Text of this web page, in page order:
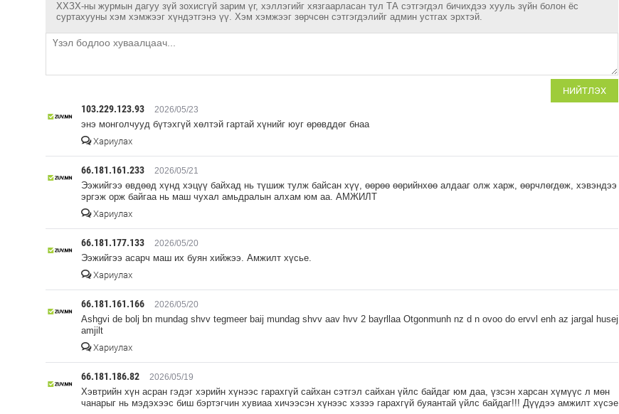
ХХЗХ-ны журмын дагуу зүй зохисгүй зарим үг, хэллэгийг хязгаарласан тул ТА сэтгэгдэл бичихдээ хууль зүйн болон ёс
суртахууны хэм хэмжээг хүндэтгэнэ үү. Хэм хэмжээг зөрчсөн сэтгэгдэлийг админ устгах эрхтэй.
НИЙТЛЭХ
103.229.123.93 2026/05/23
энэ монголчууд бүтэхгүй хөлтэй гартай хүнийг юуг өрөвддөг бнаа
Хариулах
66.181.161.233 2026/05/21
Ээжийгээ өвдөөд хүнд хэцүү байхад нь түшиж тулж байсан хүү, өөрөө өөрийнхөө алдааг олж харж, өөрчлөгдөж, хэвэндээ
эргэж орж байгаа нь маш чухал амьдралын алхам юм аа. АМЖИЛТ
Хариулах
66.181.177.133 2026/05/20
Ээжийгээ асарч маш их буян хийжээ. Амжилт хүсьe.
Хариулах
66.181.161.166 2026/05/20
Ashgvi de bolj bn mundag shvv tegmeer baij mundag shvv aav hvv 2 bayrllaa Otgonmunh nz d n ovoo do ervvl enh az jargal husej
amjilt
Хариулах
66.181.186.82 2026/05/19
Хэвтрийн хүн асран гэдэг хэрийн хүнээс гарахгүй сайхан сэтгэл сайхан үйлс байдаг юм даа, үзсэн харсан хүмүүс л мөн
чанарыг нь мэдэхээс биш бэртэгчин хувиаа хичээсэн хүнээс хэзээ гарахгүй буяантай үйлс байдаг!!! Дүүдээ амжилт хүсэе